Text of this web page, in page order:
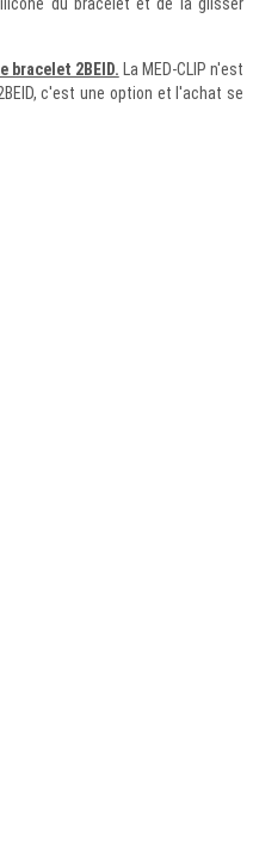
bracelet 2BEID. La MED-CLIP n'est
c'est une option et l'achat se